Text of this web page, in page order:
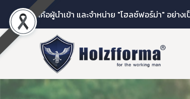
เราคือผู้นำเข้า และจำหน่าย "โฮลซ์ฟอร์ม่า" อย่างเ